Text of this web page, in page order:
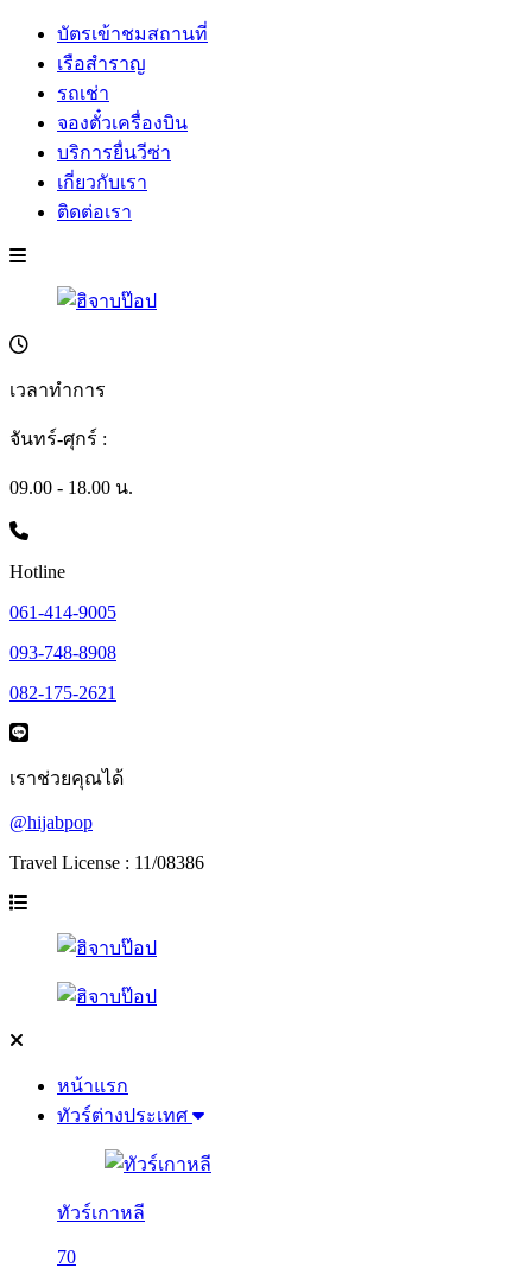
บัตรเข้าชมสถานที่
เรือสำราญ
รถเช่า
จองตั๋วเครื่องบิน
บริการยื่นวีซ่า
เกี่ยวกับเรา
ติดต่อเรา
เวลาทำการ
จันทร์-ศุกร์ :
09.00 - 18.00 น.
Hotline
061-414-9005
093-748-8908
082-175-2621
เราช่วยคุณได้
@hijabpop
Travel License : 11/08386
หน้าแรก
ทัวร์ต่างประเทศ
ทัวร์เกาหลี
70